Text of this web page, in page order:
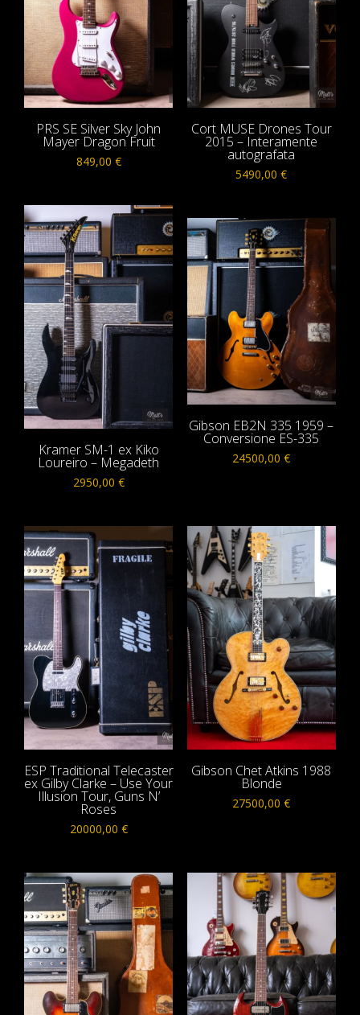
PRS SE Silver Sky John
Mayer Dragon Fruit
849,00 €
Cort MUSE Drones Tour
2015 – Interamente
autografata
5490,00€
Kramer SM-1 ex Kiko
Loureiro – Megadeth
2950,00 €
Gibson EB2N 335 1959 –
Conversione ES-335
24500,00€
ESP Traditional Telecaster
ex Gilby Clarke – Use Your
Illusion Tour, Guns N’
Roses
20000,00 €
Gibson Chet Atkins 1988
Blonde
27500,00€